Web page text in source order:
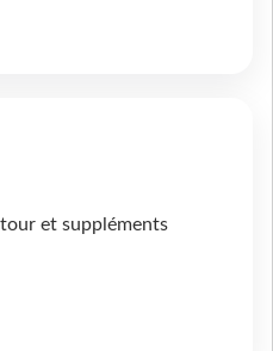
et suppléments